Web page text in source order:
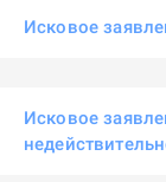
Исковое
Исковое